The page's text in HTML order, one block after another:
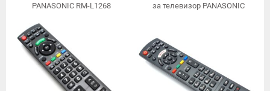
PANASONIC RM-L1268
за телевизор PANASONIC